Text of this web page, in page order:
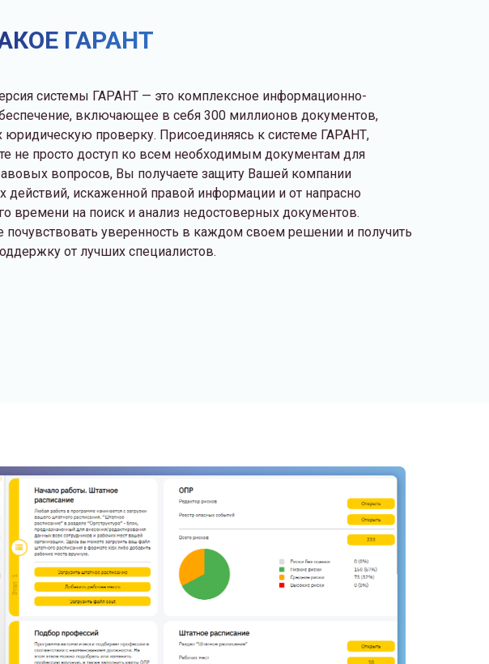
системы ГАРАНТ — это комплексное информационно-
включающее в себя 300 миллионов документов,
проверку. Присоединяясь к системе ГАРАНТ,
не просто доступ ко всем необходимым документам для
вопросов, Вы получаете защиту Вашей компании
действий, искаженной правой информации и от напрасно
времени на поиск и анализ недостоверных документов.
уверенность в каждом своем решении и получить
от лучших специалистов.
ГАРАНТ